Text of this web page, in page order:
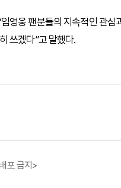
영웅 팬분들의 지속적인 관심
쓰겠다”고 말했다.
포 금지>